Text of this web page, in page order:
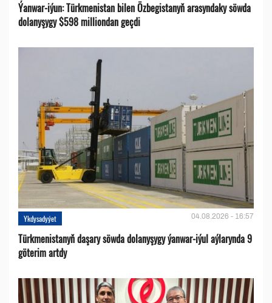
Ýanwar-iýun: Türkmenistan bilen Özbegistanyň arasyndaky söwda
dolanyşygy $598 milliondan geçdi
Ykdysadyýet 04.08.2026 - 16:57
Türkmenistanyň daşary söwda dolanyşygy ýanwar-iýul aýlarynda 9
göterim artdy